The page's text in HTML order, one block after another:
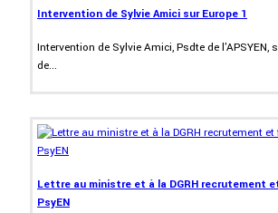
Intervention de Sylvie Amici sur Europe 1
Intervention de Sylvie Amici, Psdte de
de...
Lettre au ministre et à la DGRH recrutement
PsyEN